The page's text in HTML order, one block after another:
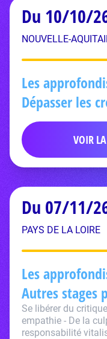
Du 10/10/
NOUVELLE-
Les
Dépasser les
VOIR
Du 07/11/
PAYS DE LA LOIRE
Les
Autres stages
Se libérer du
empathie - De la
responsabilité